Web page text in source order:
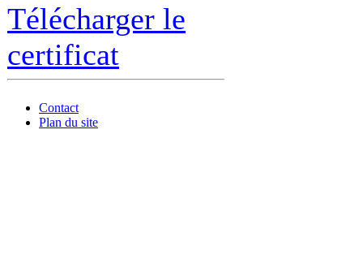
Télécharger le
certificat
Contact
Plan du site